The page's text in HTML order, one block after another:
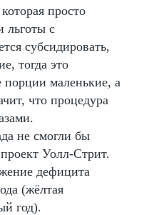
просто
льготы с
субсидировать,
тогда это
маленькие, а
что процедура
не смогли бы
Уолл-Стрит.
дефицита
(жёлтая
год).